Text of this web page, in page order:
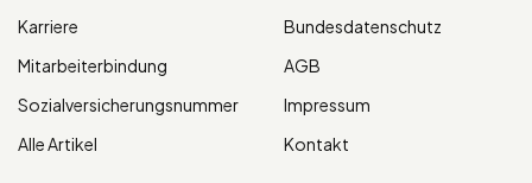
Karriere
Mitarbeiterbindung
Sozialversicherungsnummer
Alle Artikel
Bundesdatenschutz
AGB
Impressum
Kontakt